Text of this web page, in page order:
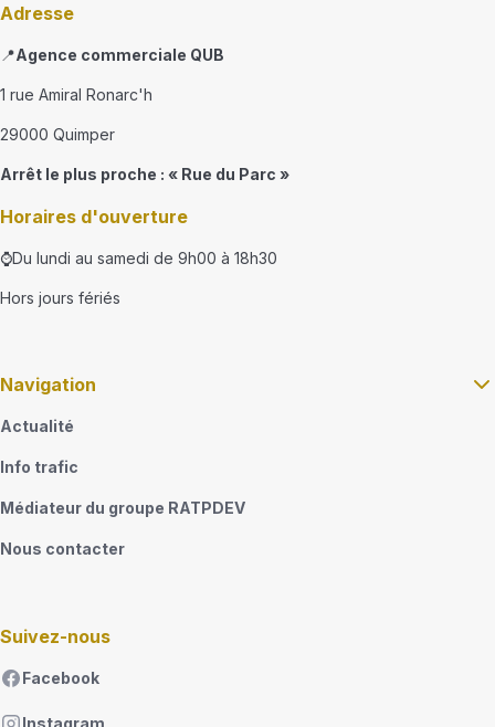
Adresse
📍Agence commerciale QUB
1 rue Amiral Ronarc'h
29000 Quimper
Arrêt le plus proche : « Rue du Parc »
Horaires d'ouverture
⌚Du lundi au samedi de 9h00 à 18h30
Hors jours fériés
Navigation
Actualité
Info trafic
Médiateur du groupe RATPDEV
Nous contacter
Suivez-nous
Facebook
Instagram